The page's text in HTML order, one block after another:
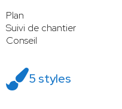
Plan
Suivi de chantier
Conseil
5 styles